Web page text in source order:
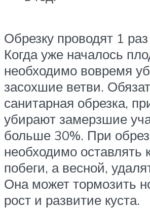
Обрезку проводят 1 раз
Когда уже началось
необходимо вовремя
засохшие ветви.
санитарная обрезка,
убирают замерзшие
больше 30%. При
необходимо оставлять
побеги, а весной,
Она может тормозить
рост и развитие куста.